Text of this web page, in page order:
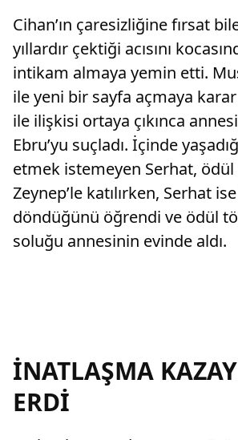
Cihan’ın çaresizliğine fırsat
yıllardır çektiği acısını
intikam almaya yemin etti.
ile yeni bir sayfa açmaya
ile ilişkisi ortaya çıkınca
Ebru’yu suçladı. İçinde
etmek istemeyen Serhat,
Zeynep’le katılırken, Serhat
döndüğünü öğrendi ve ödül
soluğu annesinin evinde aldı.
İNATLAŞMA
ERDİ